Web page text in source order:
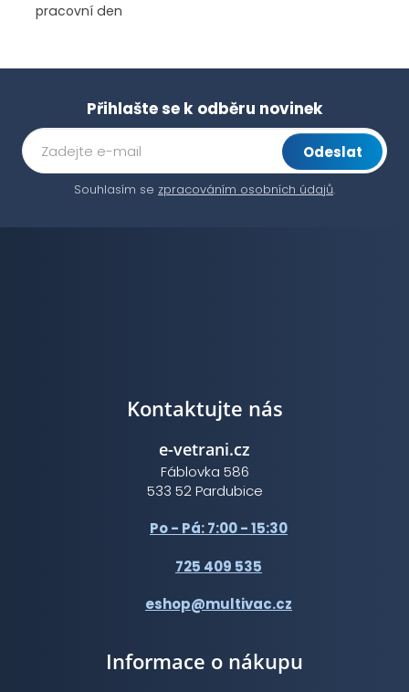
pracovní den
Přihlašte se k odběru novinek
Odeslat
Souhlasím se zpracováním osobních údajů.
Kontaktujte nás
e-vetrani.cz
Fáblovka 586
533 52 Pardubice
Po - Pá: 7:00 - 15:30
725 409 535
eshop@multivac.cz
Informace o nákupu